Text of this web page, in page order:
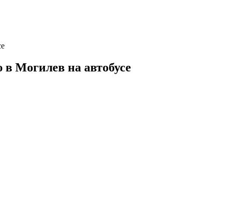
Могилев на автобусе